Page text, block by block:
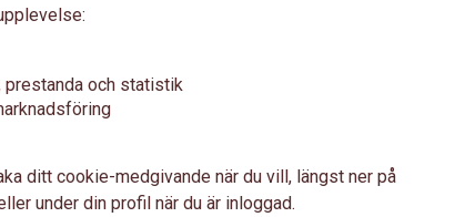
prestanda och statistik
ditt cookie-medgivande när du vill, längst ner på
under din profil när du är inloggad.